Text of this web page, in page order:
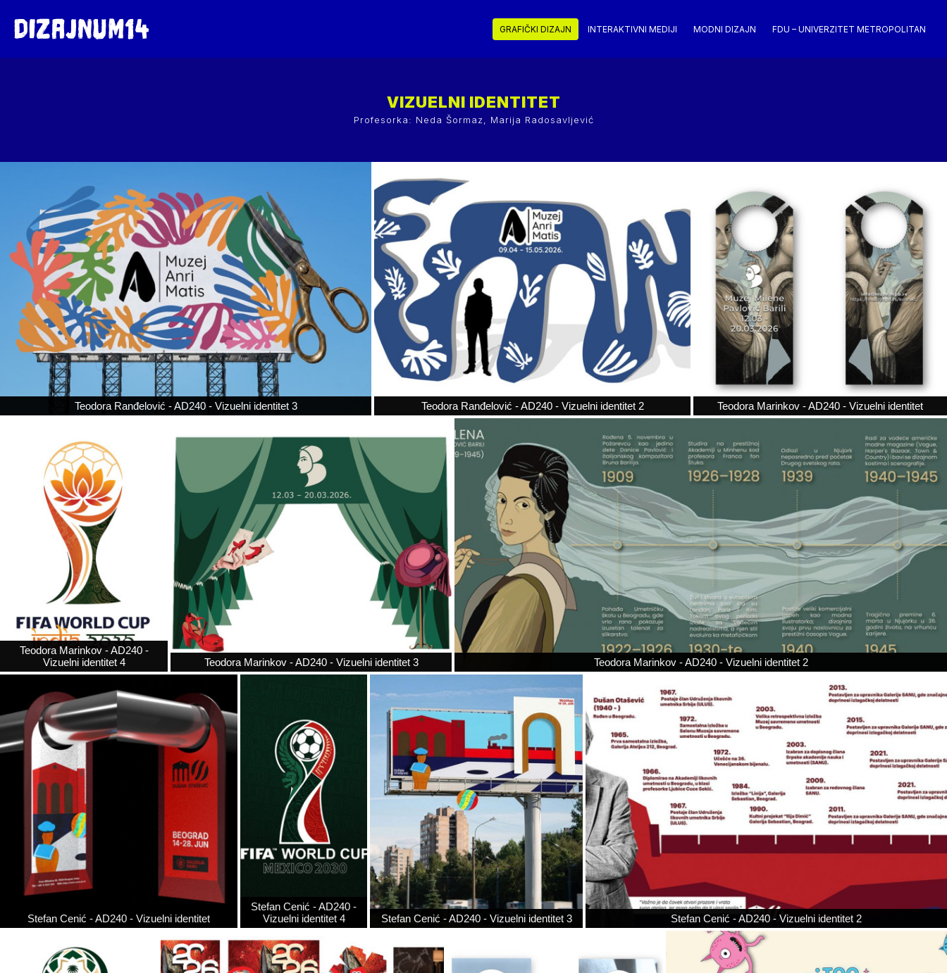
GRAFIČKI DIZAJN INTERAKTIVNI MEDIJI MODNI DIZAJN FDU – UNIVERZITET METROPOLITAN
VIZUELNI IDENTITET
Profesorka: Neda Šormaz, Marija Radosavljević
Teodora Ranđelović - AD240 - Vizuelni identitet 3 Teodora Ranđelović - AD240 - Vizuelni identitet 2 Teodora Marinkov - AD240 - Vizuelni identitet
Teodora Marinkov - AD240 -
Vizuelni identitet 4
Teodora Marinkov - AD240 - Vizuelni identitet 3 Teodora Marinkov - AD240 - Vizuelni identitet 2
Stefan Cenić - AD240 - Vizuelni identitet
Stefan Cenić - AD240 -
Vizuelni identitet 4
Stefan Cenić - AD240 - Vizuelni identitet 3 Stefan Cenić - AD240 - Vizuelni identitet 2